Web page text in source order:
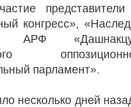
конгресс»,
АРФ
парламент».
несколько дней